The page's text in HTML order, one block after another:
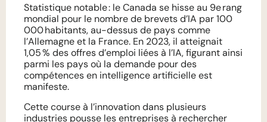
Statistique notable : le Canada se hisse au 9e rang
mondial pour le nombre de brevets d’IA par 100
000 habitants, au-dessus de pays comme
l’Allemagne et la France. En 2023, il atteignait
1,05 % des offres d’emploi liées à l’IA, figurant ainsi
parmi les pays où la demande pour des
compétences en intelligence artificielle est
manifeste.
Cette course à l’innovation dans plusieurs
industries pousse les entreprises à rechercher